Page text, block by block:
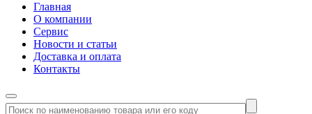
Главная
О компании
Сервис
Новости и статьи
Доставка и оплата
Контакты